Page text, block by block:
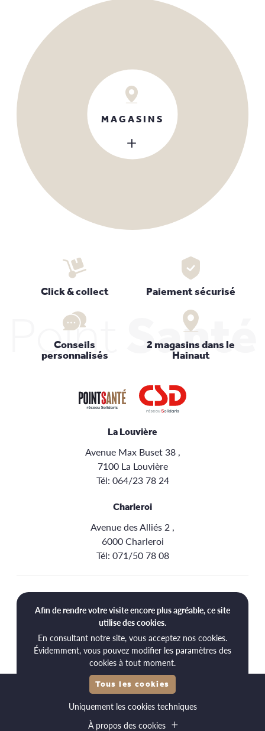
MAGASINS
Point Santé
Click & collect Paiement sécurisé
Conseils
personnalisés
2 magasins dans le
Hainaut
La Louvière
Avenue Max Buset 38 ,
7100 La Louvière
Tél: 064/23 78 24
Charleroi
Avenue des Alliés 2 ,
6000 Charleroi
Tél: 071/50 78 08
Aide
Livraison
Retours
© 2026 Point Santé
Conditions générales d’utilisation
Politique de confidentialité
Cookies
Afin de rendre votre visite encore plus agréable, ce site
utilise des cookies.
En consultant notre site, vous acceptez nos cookies.
Évidemment, vous pouvez modifier les paramètres des
cookies à tout moment.
Tous les cookies
Uniquement les cookies techniques
À propos des cookies